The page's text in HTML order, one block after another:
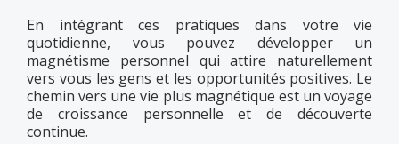
En intégrant ces pratiques dans votre vie
quotidienne, vous pouvez développer un
magnétisme personnel qui attire naturellement
vers vous les gens et les opportunités positives. Le
chemin vers une vie plus magnétique est un voyage
de croissance personnelle et de découverte
continue.